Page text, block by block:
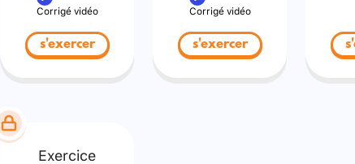
Corrigé vidéo
s'exercer
Corrigé vidéo
s'exercer
Exercice